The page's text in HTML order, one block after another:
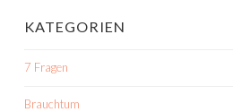
KATEGORIEN
7 Fragen
Brauchtum